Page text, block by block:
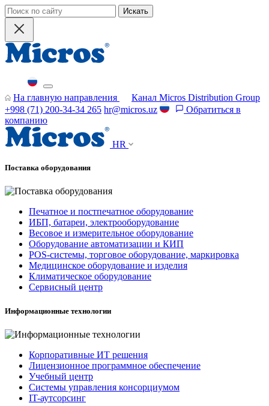
Искать
На главную направления
Канал Micros Distribution Group
+998 (71) 200-34-34 265 hr@micros.uz
Обратиться в
компанию
HR
Поставка оборудования
Печатное и постпечатное оборудование
ИБП, батареи, электрооборудование
Весовое и измерительное оборудование
Оборудование автоматизации и КИП
POS-системы, торговое оборудование, маркировка
Медицинское оборудование и изделия
Климатическое оборудование
Сервисный центр
Информационные технологии
Корпоративные ИТ решения
Лицензионное программное обеспечение
Учебный центр
Системы управления консорциумом
IT-аутсорсинг